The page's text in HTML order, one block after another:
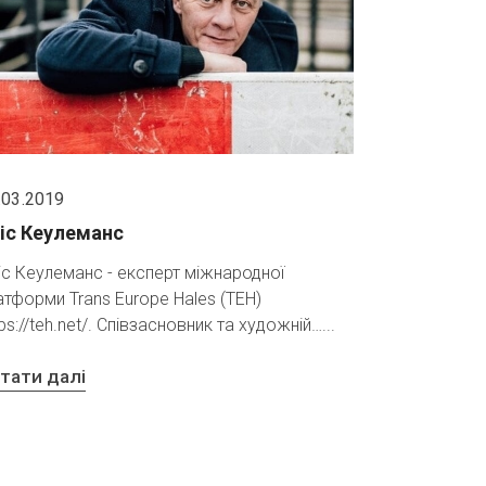
Кеулеманс
Кеулеманс - експерт міжнародної
Trans Europe Hales (TEH)
teh.net/. Співзасновник та художній…
далі